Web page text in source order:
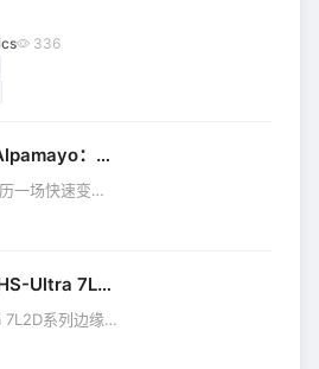
和大模型训练。
robot\_lab/uni3R
只能获取来自
336
推理模型的辅助驾驶解决方案
一场快速变
模型
可视为在语义
高算力AI边缘计算工控机发布
系列边缘计
Lake处理